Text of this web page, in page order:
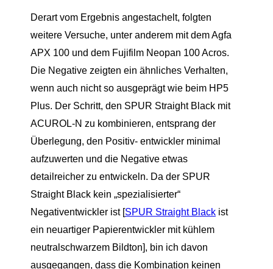
Derart vom Ergebnis angestachelt, folgten
weitere Versuche, unter anderem mit dem Agfa
APX 100 und dem Fujifilm Neopan 100 Acros.
Die Negative zeigten ein ähnliches Verhalten,
wenn auch nicht so ausgeprägt wie beim HP5
Plus. Der Schritt, den SPUR Straight Black mit
ACUROL-N zu kombinieren, entsprang der
Überlegung, den Positiv- entwickler minimal
aufzuwerten und die Negative etwas
detailreicher zu entwickeln. Da der SPUR
Straight Black kein „spezialisierter“
Negativentwickler ist [SPUR Straight Black ist
ein neuartiger Papierentwickler mit kühlem
neutralschwarzem Bildton], bin ich davon
ausgegangen, dass die Kombination keinen